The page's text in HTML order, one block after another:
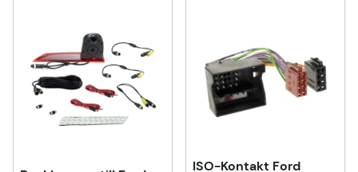
ISO-Kontakt Ford